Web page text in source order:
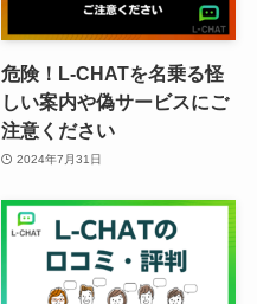
危険！L-CHATを名乗る怪
しい案内や偽サービスにご
注意ください
2024年7月31日